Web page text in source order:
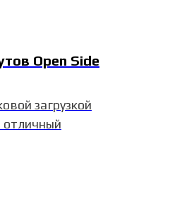
Open Side
загрузкой
отличный